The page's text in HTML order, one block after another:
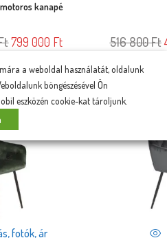
kanapé
799 000 Ft
teszem
516 800Ft
fotók, ár
a weboldal használatát, oldalunk
böngészésével Ön
eszközén cookie-kat tároljunk.